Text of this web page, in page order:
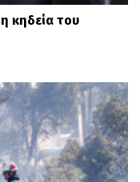
κηδεία του